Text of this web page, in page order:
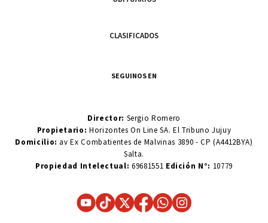
CLASIFICADOS
SEGUINOS EN
Director: Sergio Romero
Propietario:Horizontes On Line SA. El Tribuno Jujuy
Domicilio: av Ex Combatientes de Malvinas 3890 - CP (A4412BYA)
Salta.
Propiedad Intelectual: 69681551 Edición N°: 10779